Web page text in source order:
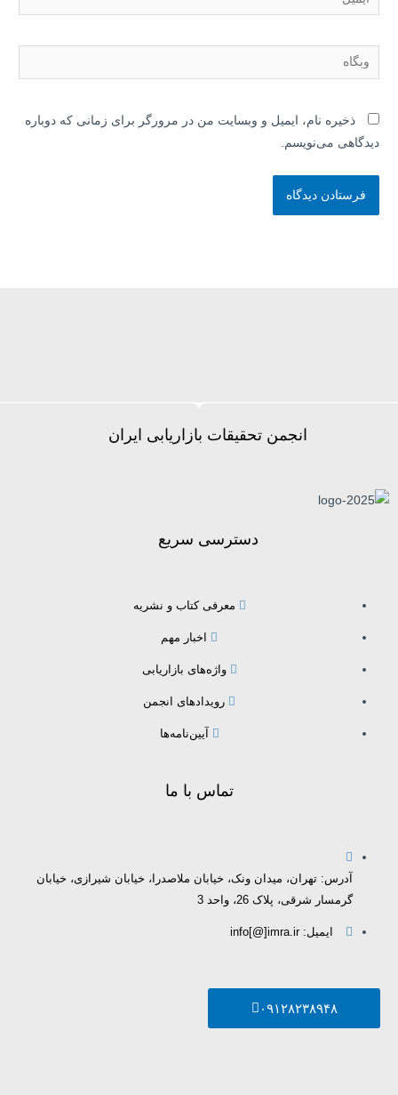
وبگاه
ذخیره نام، ایمیل و وبسایت من در مرورگر برای زمانی که دوباره
دیدگاهی می‌نویسم.
انجمن تحقیقات بازاریابی ایران
دسترسی سریع
معرفی کتاب و نشریه
اخبار مهم
واژه‌های بازاریابی
رویدادهای انجمن
آیین‌نامه‌ها
تماس با ما
آدرس: تهران، میدان ونک، خیابان ملاصدرا، خیابان شیرازی، خیابان
گرمسار شرقی، پلاک 26، واحد 3
ایمیل: info[@]imra.ir
۰۹۱۲۸۲۳۸۹۴۸